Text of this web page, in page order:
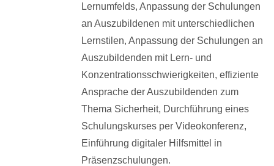
Lernumfelds, Anpassung der Schulungen
an Auszubildenen mit unterschiedlichen
Lernstilen, Anpassung der Schulungen an
Auszubildenden mit Lern- und
Konzentrationsschwierigkeiten, effiziente
Ansprache der Auszubildenden zum
Thema Sicherheit, Durchführung eines
Schulungskurses per Videokonferenz,
Einführung digitaler Hilfsmittel in
Präsenzschulungen.